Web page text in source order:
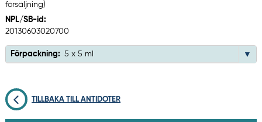
försäljning)
NPL/SB-id:
20130603020700
Förpackning: 5 x 5 ml
TILLBAKA TILL ANTIDOTER